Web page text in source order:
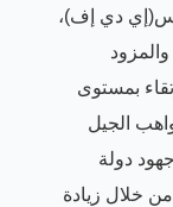
) إي دي إف(،
بمستوى
الجيل
دولة
من خلال زيادة